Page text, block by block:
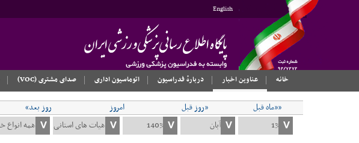
English
خانه
عناوین اخبار دربارهٔ فدراسیون اتوماسیون اداری صدای مشتری (VOC)
««ماه قبل «روز قبل امروز روز بعد»